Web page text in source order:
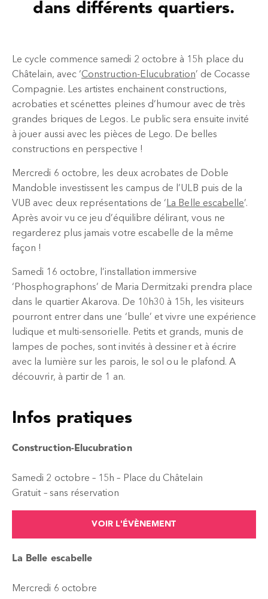
dans différents quartiers.
Le cycle commence samedi 2 octobre à 15h place du
Châtelain, avec ‘Construction-Elucubration’ de Cocasse
Compagnie. Les artistes enchainent constructions,
acrobaties et scénettes pleines d’humour avec de très
grandes briques de Legos. Le public sera ensuite invité
à jouer aussi avec les pièces de Lego. De belles
constructions en perspective !
Mercredi 6 octobre, les deux acrobates de Doble
Mandoble investissent les campus de l’ULB puis de la
VUB avec deux représentations de ‘ La Belle escabelle’.
Après avoir vu ce jeu d’équilibre délirant, vous ne
regarderez plus jamais votre escabelle de la même
façon !
Samedi 16 octobre, l’installation immersive
‘Phosphographons’ de Maria Dermitzaki prendra place
dans le quartier Akarova. De 10h30 à 15h, les visiteurs
pourront entrer dans une ‘bulle’ et vivre une expérience
ludique et multi-sensorielle. Petits et grands, munis de
lampes de poches, sont invités à dessiner et à écrire
avec la lumière sur les parois, le sol ou le plafond. A
découvrir, à partir de 1 an.
Infos pratiques
Construction-Elucubration
Samedi 2 octobre – 15h – Place du Châtelain
Gratuit – sans réservation
VOIR L'ÉVÈNEMENT
La Belle escabelle
Mercredi 6 octobre